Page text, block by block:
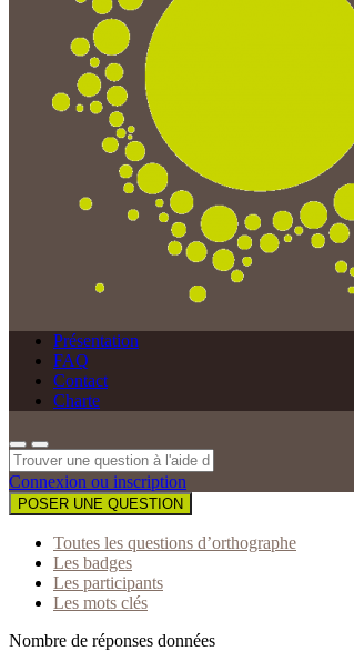
Présentation
FAQ
Contact
Charte
Connexion ou inscription
POSER UNE QUESTION
Toutes les questions d’orthographe
Les badges
Les participants
Les mots clés
Nombre de réponses données